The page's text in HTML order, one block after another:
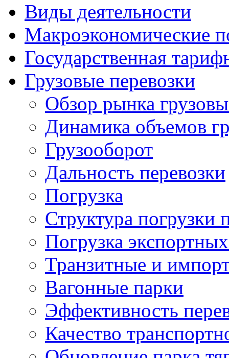
Виды деятельности
Макроэкономические
Государственная
Грузовые перевозки
Обзор рынка
Динамика объемов
Грузооборот
Дальность перевозки
Погрузка
Структура погрузки
Погрузка
Транзитные и
Вагонные парки
Эффективность
Качество